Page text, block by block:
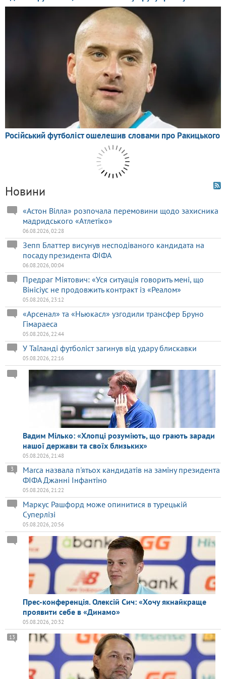
Новини
«Астон Вілла» розпочала перемовини щодо захисника
мадридського «Атлетіко»
06.08.2026, 02:28
Зепп Блаттер висунув несподіваного кандидата на
посаду президента ФІФА
06.08.2026, 00:04
Предраг Міятович: «Уся ситуація говорить мені, що
Вінісіус не продовжить контракт із «Реалом»
05.08.2026, 23:12
«Арсенал» та «Ньюкасл» узгодили трансфер Бруно
Гімараеса
05.08.2026, 22:44
У Таїланді футболіст загинув від удару блискавки
05.08.2026, 22:16
Вадим Мілько: «Хлопці розуміють, що грають заради
нашої держави та своїх близьких»
05.08.2026, 21:48
Marca назвала п'ятьох кандидатів на заміну президента
ФІФА Джанні Інфантіно
3
05.08.2026, 21:22
Маркус Рашфорд може опинитися в турецькій
Суперлізі
05.08.2026, 20:56
Прес-конференція. Олексій Сич: «Хочу якнайкраще
проявити себе в «Динамо»
05.08.2026, 20:32
13